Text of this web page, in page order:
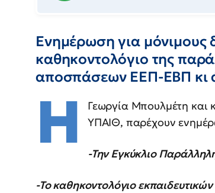
Ενημέρωση για μόνιμους
καθηκοντολόγιο της
αποσπάσεων ΕΕΠ-ΕΒΠ κι
Η
Γεωργία Μπουλμέτη και
ΥΠΑΙΘ, παρέχουν
-Την Εγκύκλιο
-Το καθηκοντολόγιο